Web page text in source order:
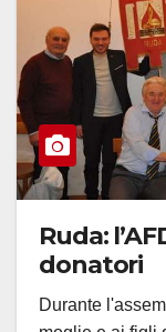
Ruda:
donatori
Durante